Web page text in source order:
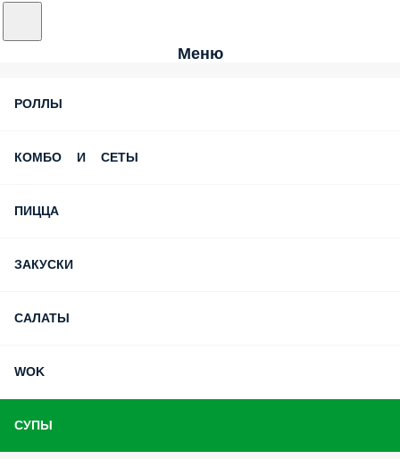
Меню
РОЛЛЫ
КОМБО И СЕТЫ
ПИЦЦА
ЗАКУСКИ
САЛАТЫ
WOK
СУПЫ